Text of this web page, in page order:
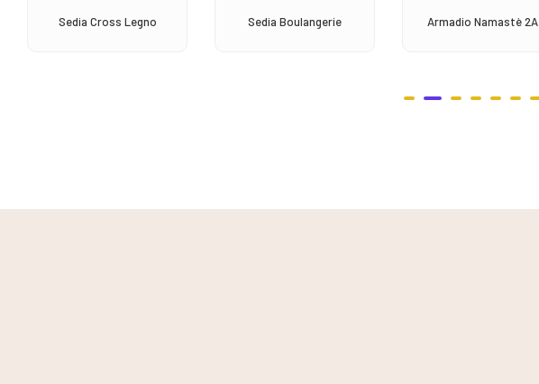
Sedia Cross Legno Sedia Boulangerie Armadio Namastè 2A